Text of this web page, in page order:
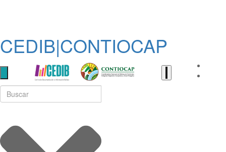
CEDIB|CONTIOCAP